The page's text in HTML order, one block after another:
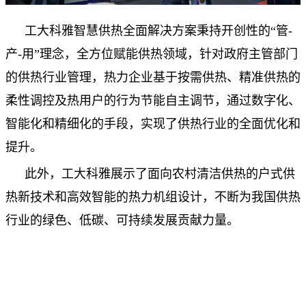
工大科雅智慧供热全面解决方案秉持开创性的“管-
产-用”理念，全方位赋能供热领域，针对政府主管部门
的供热行业管理，热力企业基于按需供热、精准供热的
柔性调控及热用户的行为节能自主调节，通过数字化、
智能化和精细化的手段，实现了供热行业的全面优化和
提升。
此外，工大科雅展示了面向农村清洁供热的户式供
热新技术和高效智能的热力机组设计，不断为我国供热
行业的绿色、低碳、可持续发展贡献力量。